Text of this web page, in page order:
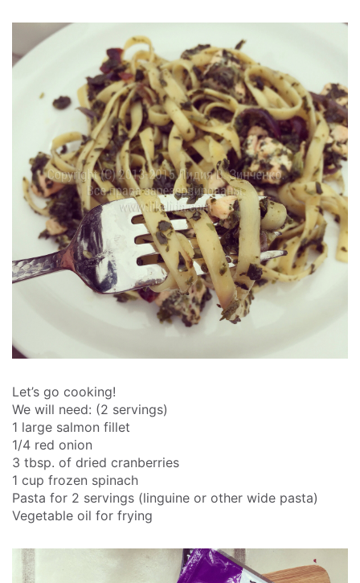
Let’s go cooking!
We will need: (2 servings)
1 large salmon fillet
1/4 red onion
3 tbsp. of dried cranberries
1 cup frozen spinach
Pasta for 2 servings (linguine or other wide pasta)
Vegetable oil for frying